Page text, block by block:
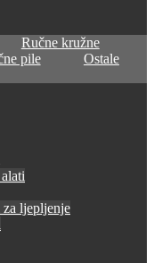
Ručne kružne
pile
Ostale
ljepljenje